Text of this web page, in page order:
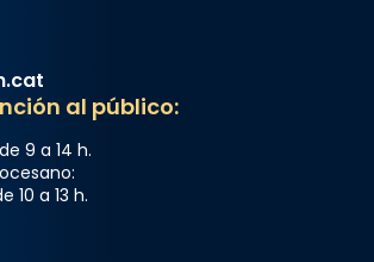
al público:
9 a 14 h.
10 a 13 h.